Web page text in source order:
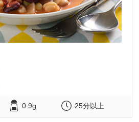
0.9g 25分以上